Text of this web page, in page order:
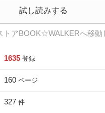
試し読みする
トアBOOK☆WALKERへ移動
1635 登録
160 ページ
327 件